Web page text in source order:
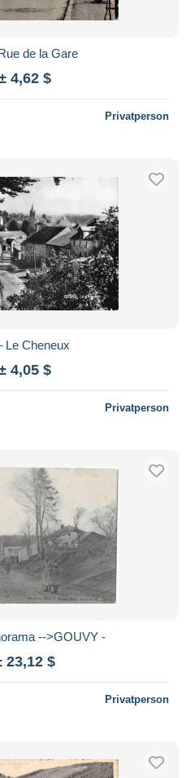
de la Gare
4,62 $
Privatperson
Le Cheneux
4,05 $
Privatperson
-->GOUVY -
23,12 $
Privatperson